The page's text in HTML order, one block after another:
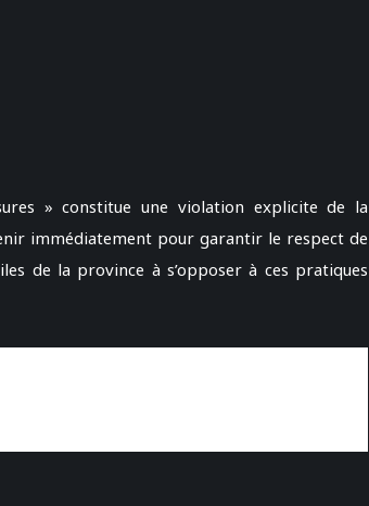
» constitue une violation explicite de la
immédiatement pour garantir le respect de
de la province à s’opposer à ces pratiques